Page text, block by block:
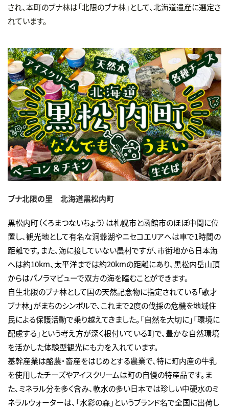
され、本町のブナ林は「北限のブナ林」として、北海道遺産に選定さ
れています。
ブナ北限の里 北海道黒松内町
黒松内町（くろまつないちょう）は札幌市と函館市のほぼ中間に位
置し、観光地として有名な洞爺湖やニセコエリアへは車で1時間の
距離です。また、海に接していない農村ですが、市街地から日本海
へは約10km、太平洋までは約20kmの距離にあり、黒松内岳山頂
からはパノラマビューで双方の海を臨むことができます。
自生北限のブナ林として国の天然記念物に指定されている「歌才
ブナ林」がまちのシンボルで、これまで2度の伐採の危機を地域住
民による保護活動で乗り越えてきました。「自然を大切に」「環境に
配慮する」という考え方が深く根付いている町で、豊かな自然環境
を活かした体験型観光にも力を入れています。
基幹産業は酪農・畜産をはじめとする農業で、特に町内産の牛乳
を使用したチーズやアイスクリームは町の自慢の特産品です。ま
た、ミネラル分を多く含み、軟水の多い日本では珍しい中硬水のミ
ネラルウォーターは、「水彩の森」というブランド名で全国に出荷し